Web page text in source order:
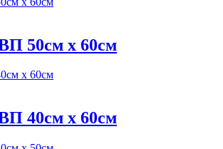
50см х 60см
40см х 60см